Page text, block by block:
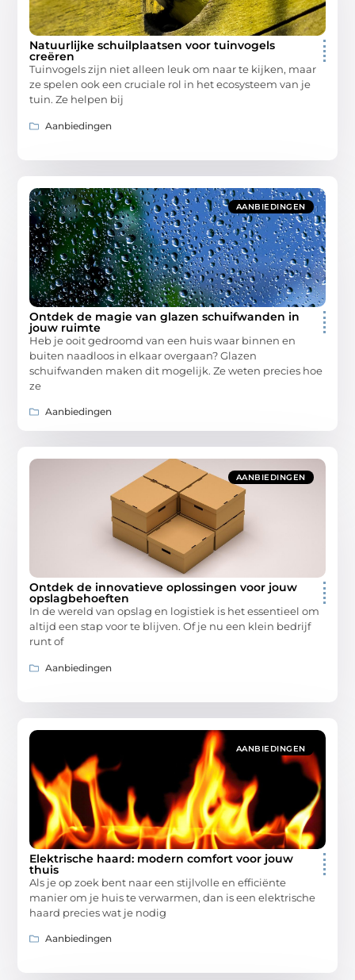
Natuurlijke schuilplaatsen voor tuinvogels
creëren
Tuinvogels zijn niet alleen leuk om naar te kijken, maar
ze spelen ook een cruciale rol in het ecosysteem van je
tuin. Ze helpen bij
Aanbiedingen
AANBIEDINGEN
Ontdek de magie van glazen schuifwanden in
jouw ruimte
Heb je ooit gedroomd van een huis waar binnen en
buiten naadloos in elkaar overgaan? Glazen
schuifwanden maken dit mogelijk. Ze weten precies hoe
ze
Aanbiedingen
AANBIEDINGEN
Ontdek de innovatieve oplossingen voor jouw
opslagbehoeften
In de wereld van opslag en logistiek is het essentieel om
altijd een stap voor te blijven. Of je nu een klein bedrijf
runt of
Aanbiedingen
AANBIEDINGEN
Elektrische haard: modern comfort voor jouw
thuis
Als je op zoek bent naar een stijlvolle en efficiënte
manier om je huis te verwarmen, dan is een elektrische
haard precies wat je nodig
Aanbiedingen